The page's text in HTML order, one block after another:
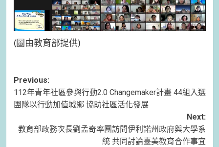
(圖由教育部提供)
Post
navigation
Previous:
112年青年社區參與行動2.0 Changemaker計畫 44組入選
團隊以行動加值城鄉 協助社區活化發展
Next:
教育部政務次長劉孟奇率團訪問伊利諾州政府與大學系
統 共同討論臺美教育合作事宜